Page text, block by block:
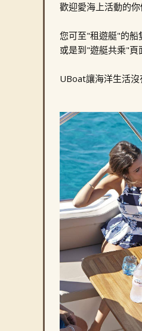
歡迎愛海上活動的
您可至"租遊艇"的船
或是到"遊艇共乘"頁
UBoat讓海洋生活沒